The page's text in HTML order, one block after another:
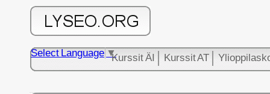
Kurssit ÄI Kurssit AT
Select Language ▼